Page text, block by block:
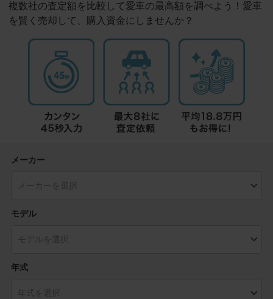
複数社の査定額を比較して愛車の最高額を調べよう！愛車
を賢く売却して、購入資金にしませんか？
メーカー
モデル
年式